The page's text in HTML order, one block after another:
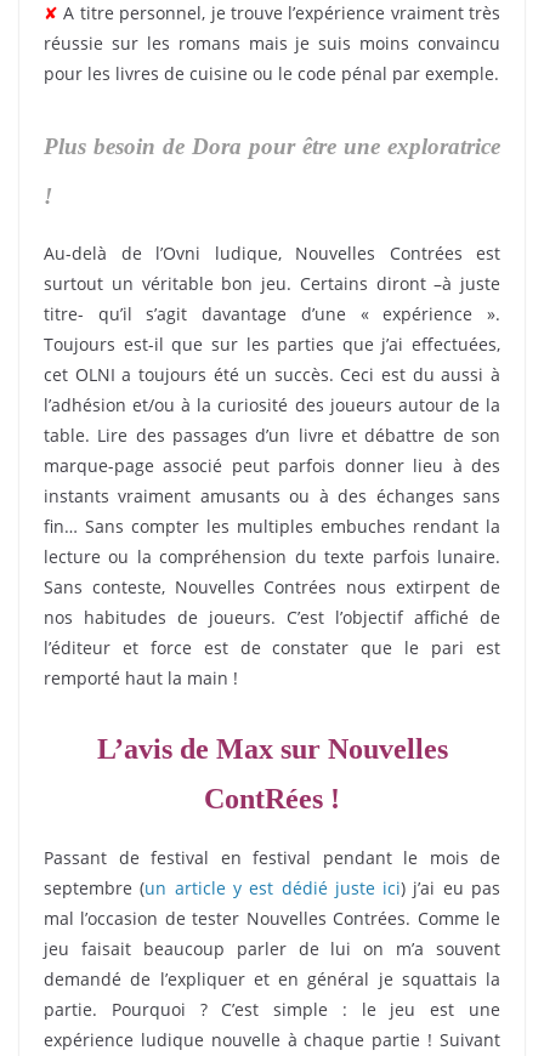
✘A titre personnel, je trouve l’expérience vraiment très
réussie sur les romans mais je suis moins convaincu
pour les livres de cuisine ou le code pénal par exemple.
Plus besoin de Dora pour être une exploratrice
!
Au-delà de l’Ovni ludique, Nouvelles Contrées est
surtout un véritable bon jeu. Certains diront –à juste
titre- qu’il s’agit davantage d’une « expérience ».
Toujours est-il que sur les parties que j’ai effectuées,
cet OLNI a toujours été un succès. Ceci est du aussi à
l’adhésion et/ou à la curiosité des joueurs autour de la
table. Lire des passages d’un livre et débattre de son
marque-page associé peut parfois donner lieu à des
instants vraiment amusants ou à des échanges sans
fin… Sans compter les multiples embuches rendant la
lecture ou la compréhension du texte parfois lunaire.
Sans conteste, Nouvelles Contrées nous extirpent de
nos habitudes de joueurs. C’est l’objectif affiché de
l’éditeur et force est de constater que le pari est
remporté haut la main !
L’avis de Max sur Nouvelles
ContRées !
Passant de festival en festival pendant le mois de
septembre (un article y est dédié juste ici) j’ai eu pas
mal l’occasion de tester Nouvelles Contrées. Comme le
jeu faisait beaucoup parler de lui on m’a souvent
demandé de l’expliquer et en général je squattais la
partie. Pourquoi ? C’est simple : le jeu est une
expérience ludique nouvelle à chaque partie ! Suivant